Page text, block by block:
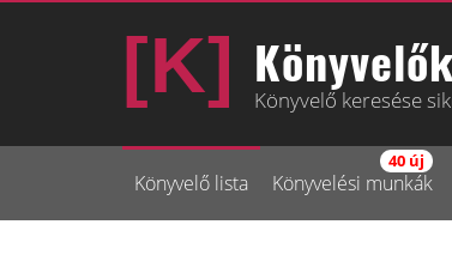
Könyvelő keresése
Könyvelő lista Könyvelési munkák
40 új